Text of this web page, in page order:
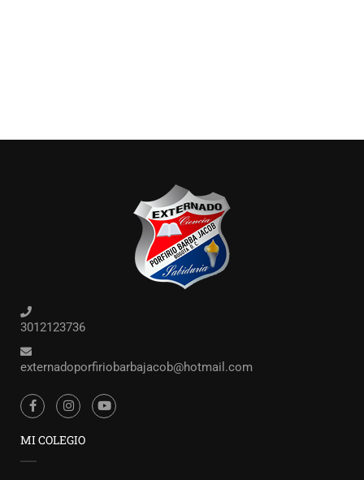
3012123736
externadoporfiriobarbajacob@hotmail.com
MI COLEGIO